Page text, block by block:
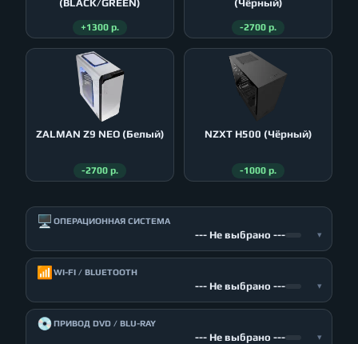
(BLACK/GREEN)
+1300 р.
(Чёрный)
-2700 р.
ZALMAN Z9 NEO (Белый)
-2700 р.
NZXT H500 (Чёрный)
-1000 р.
🖥️ ОПЕРАЦИОННАЯ СИСТЕМА
--- Не выбрано --- ▾
📶 WI-FI / BLUETOOTH
--- Не выбрано --- ▾
💿ПРИВОД DVD / BLU-RAY
--- Не выбрано --- ▾